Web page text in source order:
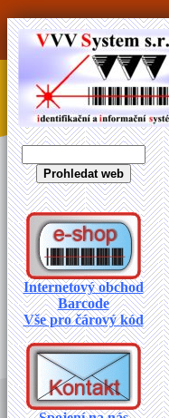
Internetový obchod
Barcode
Vše pro čárový kód